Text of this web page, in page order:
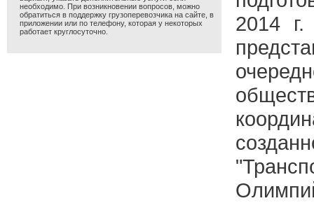
необходимо. При возникновении вопросов, можно
обратиться в поддержку грузоперевозчика на сайте, в
приложении или по телефону, которая у некоторых
работает круглосуточно.
2014